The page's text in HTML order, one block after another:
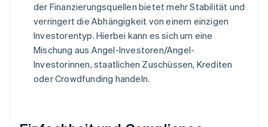
der Finanzierungsquellen bietet mehr Stabilität und
verringert die Abhängigkeit von einem einzigen
Investorentyp. Hierbei kann es sich um eine
Mischung aus Angel-Investoren/Angel-
Investorinnen, staatlichen Zuschüssen, Krediten
oder Crowdfunding handeln.